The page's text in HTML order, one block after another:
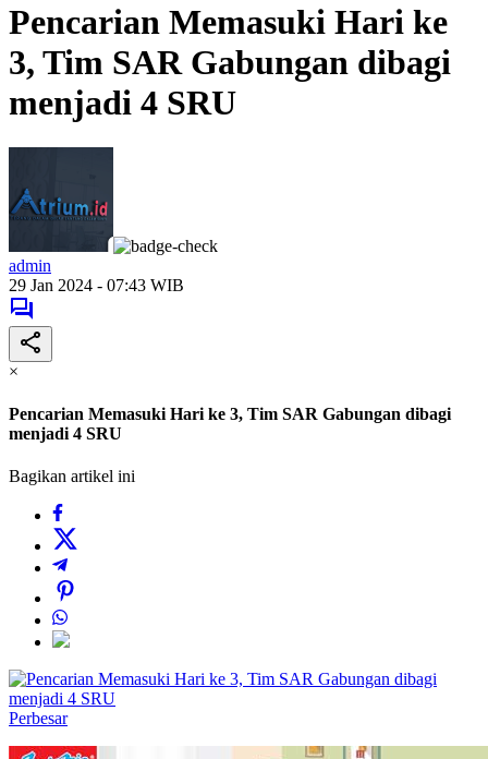
Pencarian Memasuki Hari ke
3, Tim SAR Gabungan dibagi
menjadi 4 SRU
admin
29 Jan 2024 - 07:43 WIB
×
Pencarian Memasuki Hari ke 3, Tim SAR Gabungan dibagi
menjadi 4 SRU
Bagikan artikel ini
Perbesar